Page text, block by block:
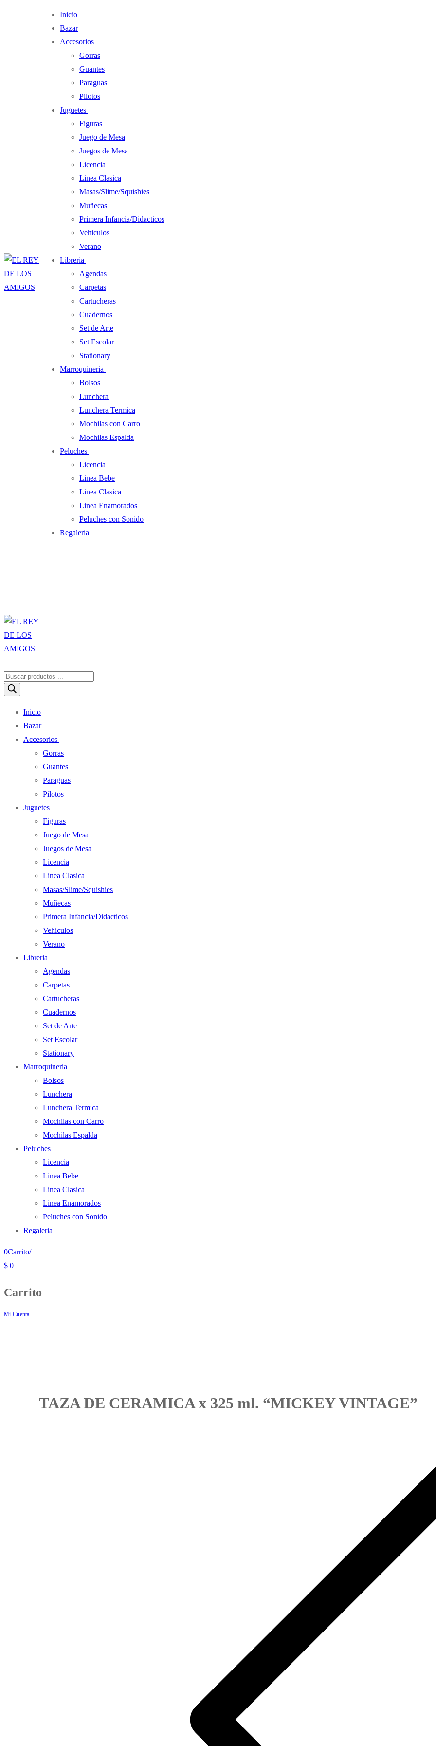
Inicio
Bazar
Accesorios
Gorras
Guantes
Paraguas
Pilotos
Juguetes
Figuras
Juego de Mesa
Juegos de Mesa
Licencia
Linea Clasica
Masas/Slime/Squishies
Muñecas
Primera Infancia/Didacticos
Vehiculos
Verano
Libreria
Agendas
Carpetas
Cartucheras
Cuadernos
Set de Arte
Set Escolar
Stationary
Marroquineria
Bolsos
Lunchera
Lunchera Termica
Mochilas con Carro
Mochilas Espalda
Peluches
Licencia
Linea Bebe
Linea Clasica
Linea Enamorados
Peluches con Sonido
Regaleria
Búsqueda
Inicio
Bazar
Accesorios
Gorras
Guantes
Paraguas
Pilotos
Juguetes
Figuras
Juego de Mesa
Juegos de Mesa
Licencia
Linea Clasica
Masas/Slime/Squishies
Muñecas
Primera Infancia/Didacticos
Vehiculos
Verano
Libreria
Agendas
Carpetas
Cartucheras
Cuadernos
Set de Arte
Set Escolar
Stationary
Marroquineria
Bolsos
Lunchera
Lunchera Termica
Mochilas con Carro
Mochilas Espalda
Peluches
Licencia
Linea Bebe
Linea Clasica
Linea Enamorados
Peluches con Sonido
Regaleria
0Carrito/
$ 0
Carrito
Mi Cuenta
TAZA DE CERAMICA x 325 ml. “MICKEY VINTAGE”